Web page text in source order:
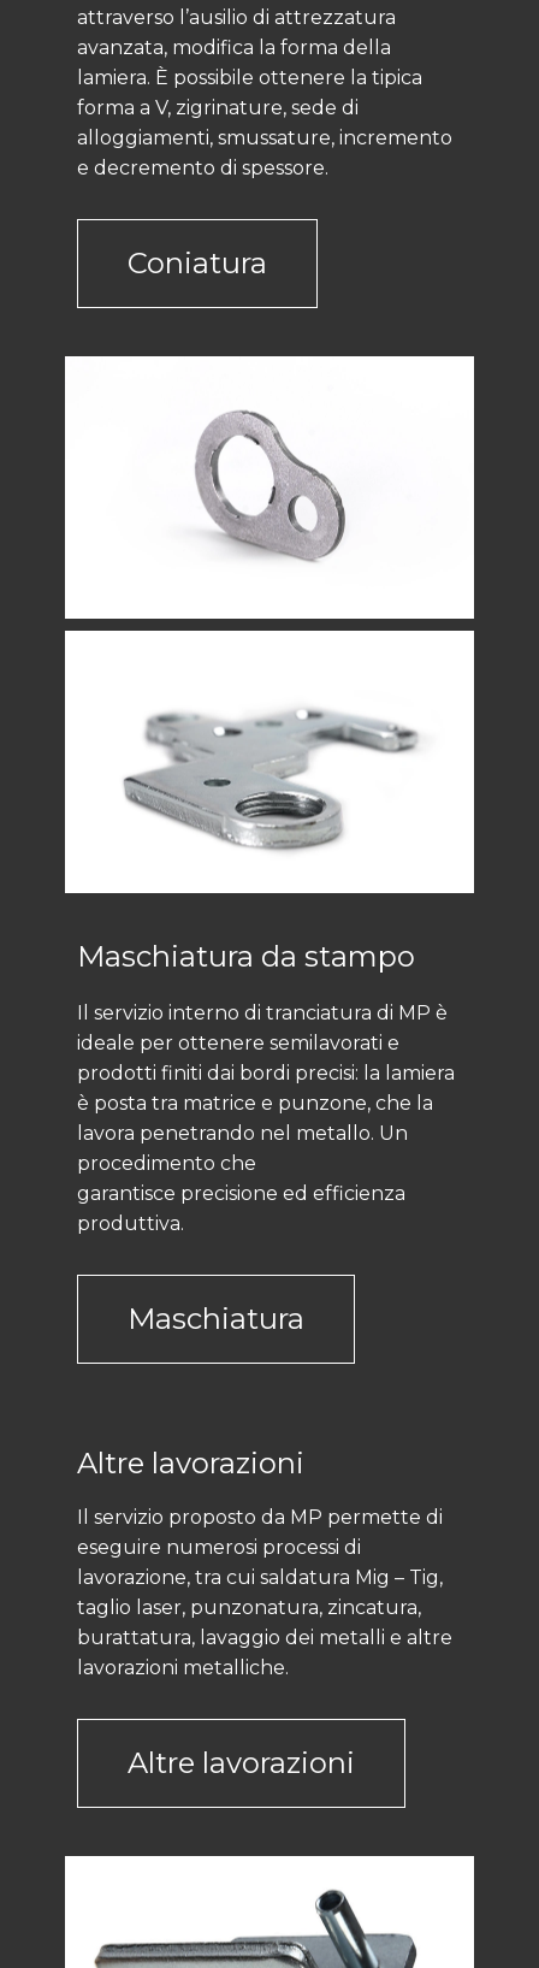
attraverso l’ausilio di attrezzatura
avanzata, modifica la forma della
lamiera. È possibile ottenere la tipica
forma a V, zigrinature, sede di
alloggiamenti, smussature, incremento
e decremento di spessore.
Coniatura
Maschiatura da stampo
Il servizio interno di tranciatura di MP è
ideale per ottenere semilavorati e
prodotti finiti dai bordi precisi: la lamiera
è posta tra matrice e punzone, che la
lavora penetrando nel metallo. Un
procedimento che
garantisce precisione ed efficienza
produttiva.
Maschiatura
Altre lavorazioni
Il servizio proposto da MP permette di
eseguire numerosi processi di
lavorazione, tra cui saldatura Mig – Tig,
taglio laser, punzonatura, zincatura,
burattatura, lavaggio dei metalli e altre
lavorazioni metalliche.
Altre lavorazioni